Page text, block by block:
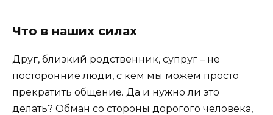
Что в наших силах
Друг, близкий родственник, супруг – не
посторонние люди, с кем мы можем просто
прекратить общение. Да и нужно ли это
делать? Обман со стороны дорогого человека,